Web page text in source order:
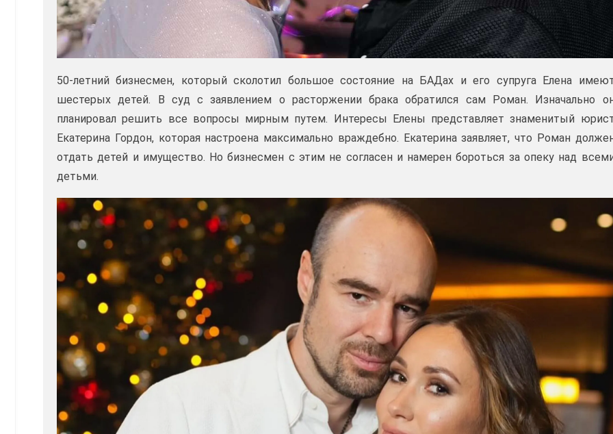
50-летний бизнесмен, который сколотил большое состояние на БАДах и его супруга Елена
шестерых детей. В суд с заявлением о расторжении брака обратился сам Роман. Изначально
планировал решить все вопросы мирным путем. Интересы Елены представляет знаменитый
Екатерина Гордон, которая настроена максимально враждебно. Екатерина заявляет, что Роман
отдать детей и имущество. Но бизнесмен с этим не согласен и намерен бороться за опеку над
детьми.